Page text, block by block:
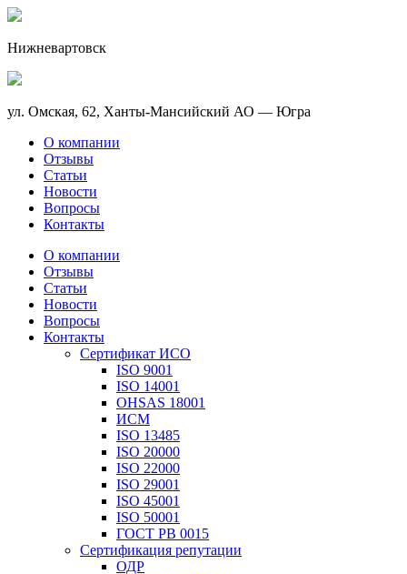
Нижневартовск
ул. Омская, 62, Ханты-Мансийский АО — Югра
О компании
Отзывы
Статьи
Новости
Вопросы
Контакты
О компании
Отзывы
Статьи
Новости
Вопросы
Контакты
Сертификат ИСО
ISO 9001
ISO 14001
OHSAS 18001
ИСМ
ISO 13485
ISO 20000
ISO 22000
ISO 29001
ISO 45001
ISO 50001
ГОСТ РВ 0015
Сертификация репутации
ОДР